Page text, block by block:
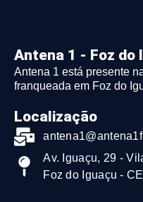
Antena 1 - Foz do
Antena 1 está presente
franqueada em Foz do
Localização
Av. Iguaçu, 29 -
Foz do Iguaçu -